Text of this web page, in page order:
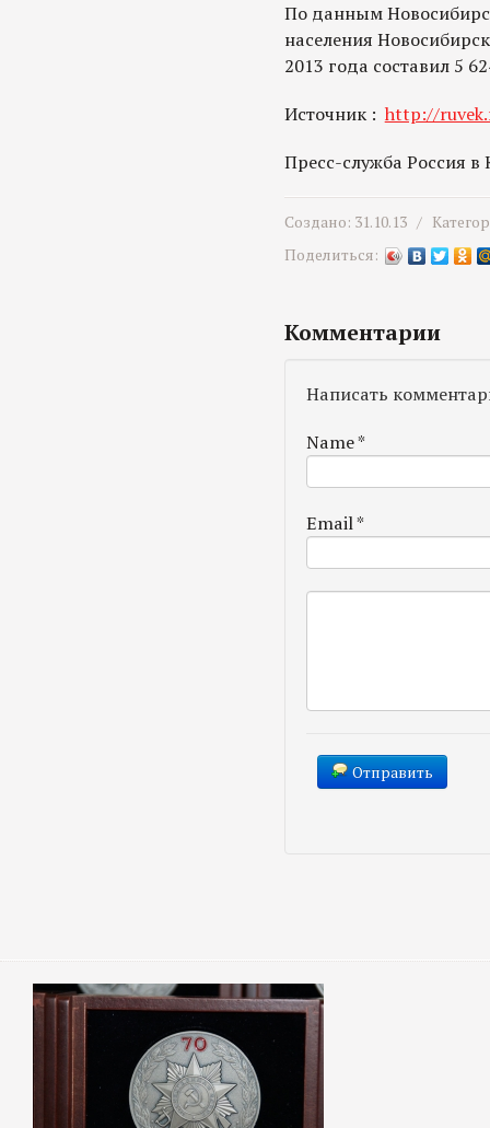
По данным
населения
2013 года составил 5
Источник : http://
Пресс-служба Россия в
Создано: 31.10.13 /
Поделиться:
Комментарии
Написать
Name*
Email*
Отправить